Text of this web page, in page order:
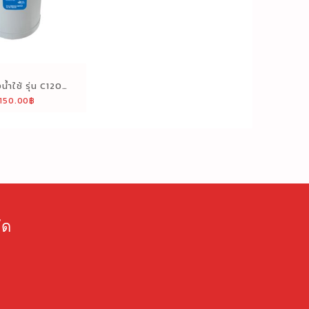
ำใช้ รุ่น C120
Filter
฿